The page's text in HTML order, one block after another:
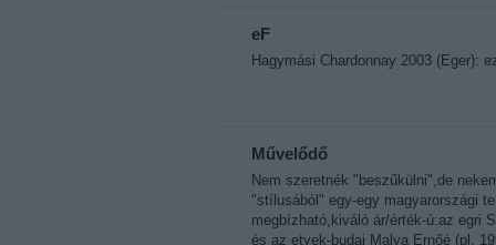
eF
Hagymási Chardonnay 2003 (Eger):
Művelődő
Nem szeretnék "beszűkülni",de
"stílusából" egy-egy magyarországi
megbízható,kiváló ár/érték-ú:az egri
és az etyek-budai Malya Ernőé (pl.